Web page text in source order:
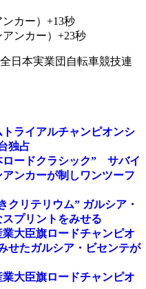
カー）+13秒
ンカー）+23秒
日本実業団自転車競技連
ライアルチャンピオンシ
独占
ロードクラシック” サバイ
ンカーが制しワンツーフ
クリテリウム” ガルシア・
プリントをみせる
大臣旗ロードチャンピオ
せたガルシア・ビセンテが
大臣旗ロードチャンピオ